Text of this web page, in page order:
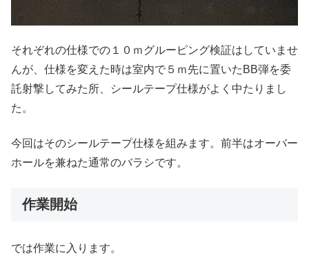
それぞれの仕様での１０ｍグルーピング検証はしていませ
んが、仕様を変えた時は室内で５ｍ先に置いたBB弾を委
託射撃してみた所、シールテープ仕様がよく中たりまし
た。
今回はそのシールテープ仕様を組みます。前半はオーバー
ホールを兼ねた通常のバラシです。
作業開始
では作業に入ります。